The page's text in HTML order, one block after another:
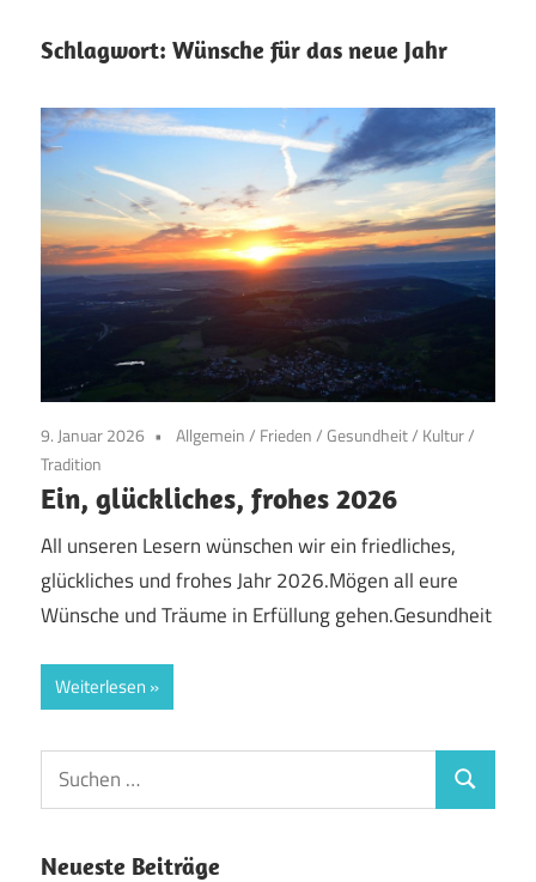
Schlagwort: Wünsche für das neue Jahr
9. Januar 2026 Allgemein/ Frieden/Gesundheit/ Kultur/
Tradition
Ein, glückliches, frohes 2026
All unseren Lesern wünschen wir ein friedliches,
glückliches und frohes Jahr 2026.Mögen all eure
Wünsche und Träume in Erfüllung gehen.Gesundheit
Weiterlesen
Suchen
nach:
Suchen
Neueste Beiträge